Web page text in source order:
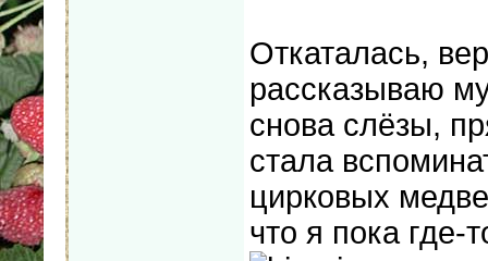
Откаталась,
рассказываю
снова слёзы,
стала
цирковых
что я пока где-